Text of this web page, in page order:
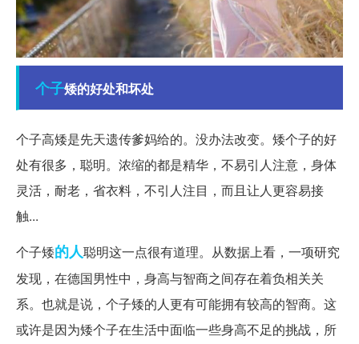
个子矮的好处和坏处
个子高矮是先天遗传爹妈给的。没办法改变。矮个子的好
处有很多，聪明。浓缩的都是精华，不易引人注意，身体
灵活，耐老，省衣料，不引人注目，而且让人更容易接
触...
个子矮的人聪明这一点很有道理。从数据上看，一项研究
发现，在德国男性中，身高与智商之间存在着负相关关
系。也就是说，个子矮的人更有可能拥有较高的智商。这
或许是因为矮个子在生活中面临一些身高不足的挑战，所